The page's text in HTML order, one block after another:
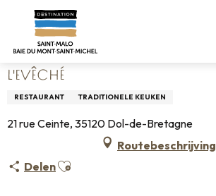
contenu
Home Wonen zoals thuis
L'Evêché
L'EVÊCHÉ
RESTAURANT TRADITIONELE KEUKEN
21 rue Ceinte, 35120 Dol-de-Bretagne
Routebeschrijving
DelenAjouter aux favoris